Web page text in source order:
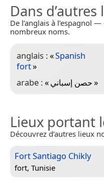
Dans d’autres
De l’anglais à l’espagnol
nombreux noms.
anglais :«Spanish
fort»
arabe :«حصن إسباني»
Lieux portant
Découvrez d’autres lieux
Fort Santiago Chikly
fort, Tunisie